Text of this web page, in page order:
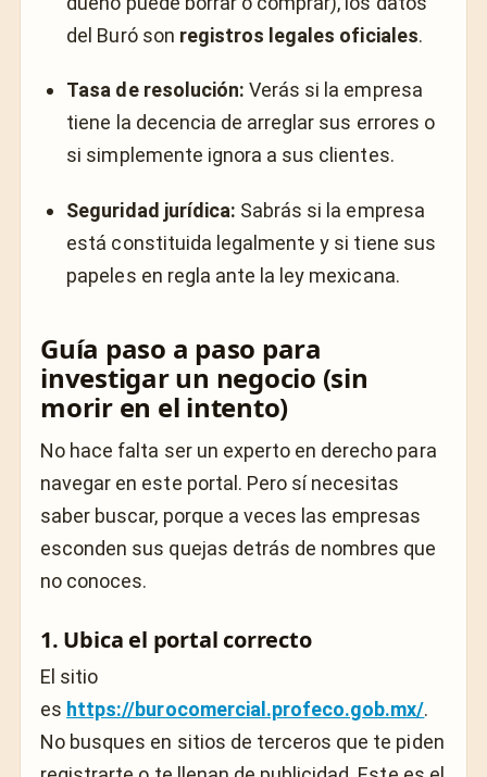
del Buró son registros legales oficiales.
Tasa de resolución: Verás si la empresa
tiene la decencia de arreglar sus errores o
si simplemente ignora a sus clientes.
Seguridad jurídica: Sabrás si la empresa
está constituida legalmente y si tiene sus
papeles en regla ante la ley mexicana.
Guía paso a paso para
investigar un negocio (sin
morir en el intento)
No hace falta ser un experto en derecho para
navegar en este portal. Pero sí necesitas
saber buscar, porque a veces las empresas
esconden sus quejas detrás de nombres que
no conoces.
1. Ubica el portal correcto
El sitio
es https://burocomercial.profeco.gob.mx/.
No busques en sitios de terceros que te piden